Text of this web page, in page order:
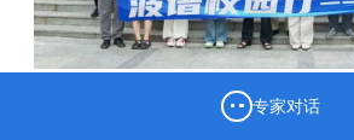
专家对话